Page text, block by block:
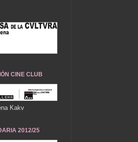
CINE CLUB
Kakv
2012/25